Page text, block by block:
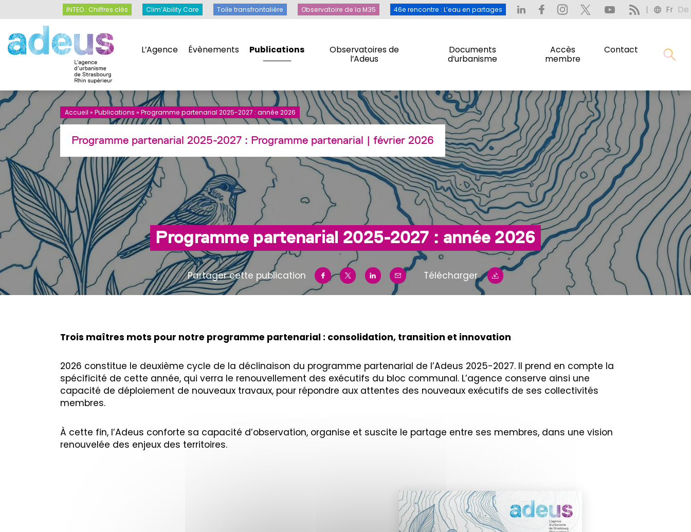
L’Agence Évènements Publications
Observatoires de
l’Adeus
Documents
d’urbanisme
Accès
membre
Contact
INTEO : Chiffres clés Clim’Ability Care Toile transfrontalière Observatoire de la M35 46e rencontre : L’eau en partages Fr De
INTEO : Chiffres clés Clim’Ability Care Toile transfrontalière Observatoire de la M35 46e rencontre : L’eau en partages Fr De
Accueil » Publications » Programme partenarial 2025-2027 : année 2026
Programme partenarial 2025-2027 : Programme partenarial | février 2026
Programme partenarial 2025-2027 : année 2026
Partager cette publication Télécharger
Trois maîtres mots pour notre programme partenarial : consolidation, transition et innovation
2026 constitue le deuxième cycle de la déclinaison du programme partenarial de l’Adeus 2025-2027. Il prend en compte la
spécificité de cette année, qui verra le renouvellement des exécutifs du bloc communal. L’agence conserve ainsi une
capacité de déploiement de nouveaux travaux, pour répondre aux attentes des nouveaux exécutifs de ses collectivités
membres.
À cette fin, l’Adeus conforte sa capacité d’observation, organise et suscite le partage entre ses membres, dans une vision
renouvelée des enjeux des territoires.
Panneau de gestion des cookies